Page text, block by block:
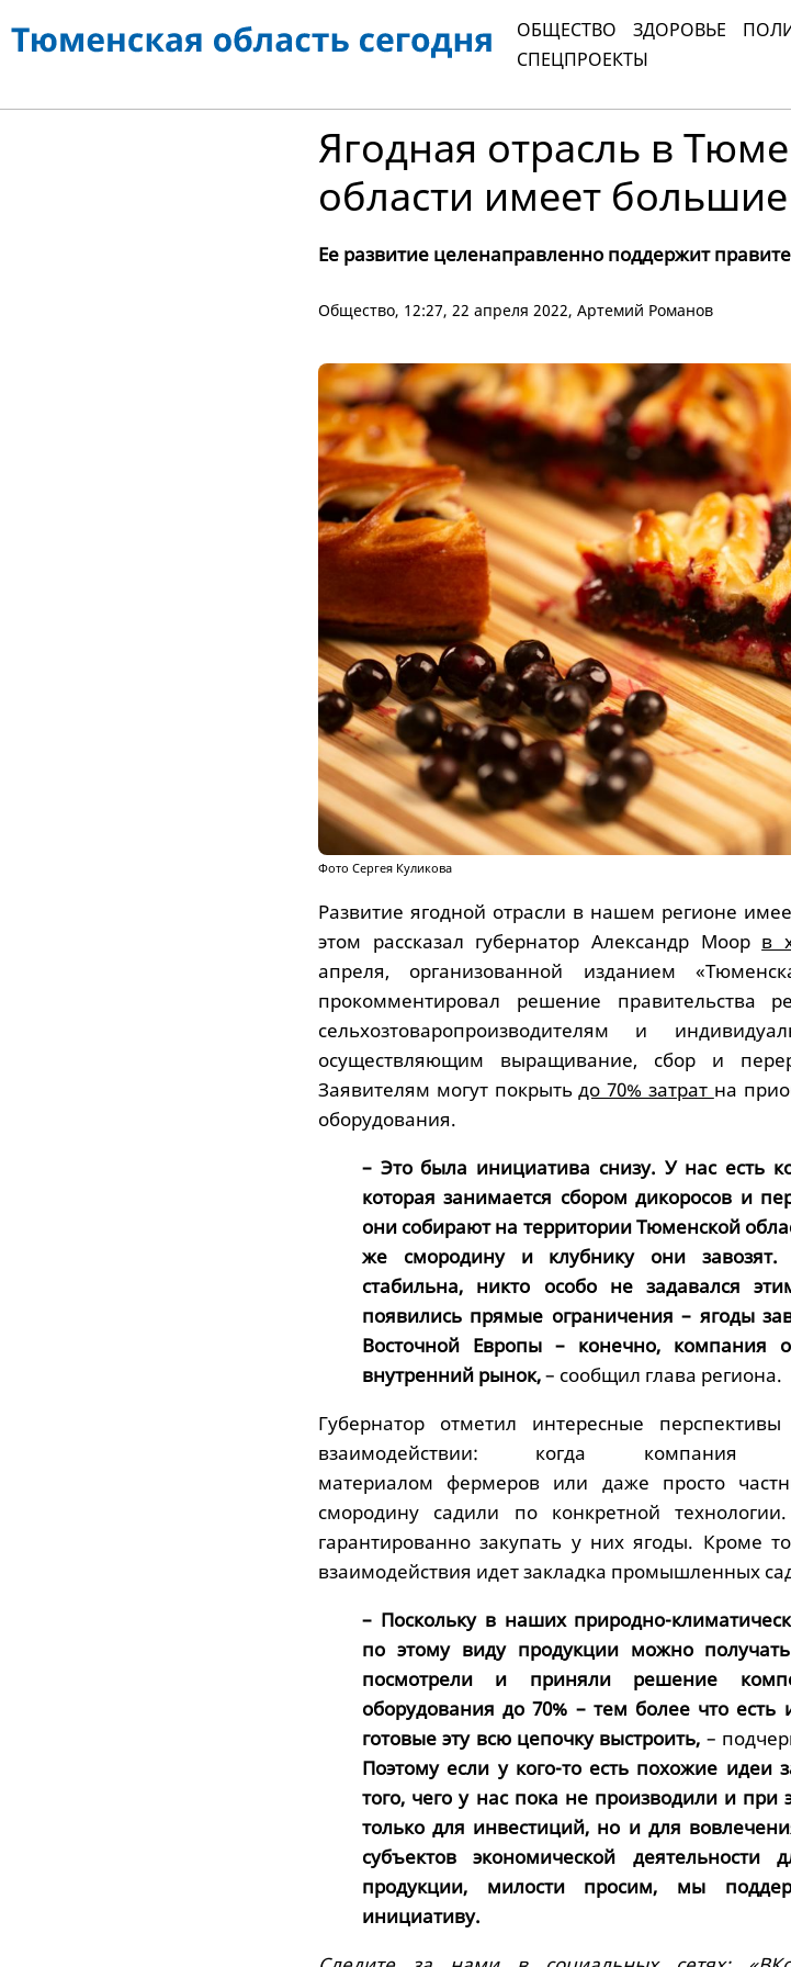
ОБЩЕСТВО ЗДОРОВЬЕ
СПЕЦПРОЕКТЫ
Ягодная отрасль в
области имеет
Ее развитие целенаправленно поддержит
Общество, 12:27, 22 апреля 2022, Артемий Романов
Фото Сергея Куликова
Развитие ягодной отрасли в нашем регионе
этом рассказал губернатор Александр Моор в
апреля, организованной изданием
прокомментировал решение правительства
сельхозтоваропроизводителям и
осуществляющим выращивание, сбор и
Заявителям могут покрытьдо 70% затрат на
оборудования.
– Это была инициатива снизу. У нас есть
которая занимается сбором дикоросов и
они собирают на территории Тюменской
же смородину и клубнику они завозят.
стабильна, никто особо не задавался
появились прямые ограничения – ягоды
Восточной Европы – конечно, компания
внутренний рынок,– сообщил глава региона.
Губернатор отметил интересные
взаимодействии: когда компания
материалом фермеров или даже просто
смородину садили по конкретной
гарантированно закупать у них ягоды. Кроме
взаимодействия идет закладка промышленных
– Поскольку в наших природно-
по этому виду продукции можно
посмотрели и приняли решение
оборудования до 70% – тем более что есть
готовые эту всю цепочку выстроить, –
Поэтому если у кого-то есть похожие идеи
того, чего у нас пока не производили и при
только для инвестиций, но и для
субъектов экономической деятельности
продукции, милости просим, мы
инициативу.